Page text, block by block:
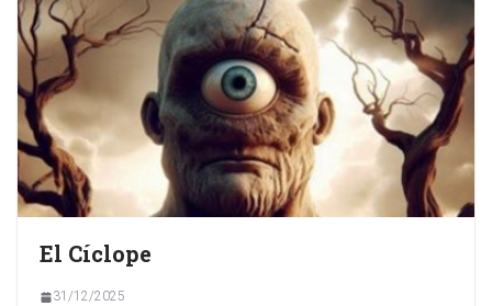
El Cíclope
31/12/2025